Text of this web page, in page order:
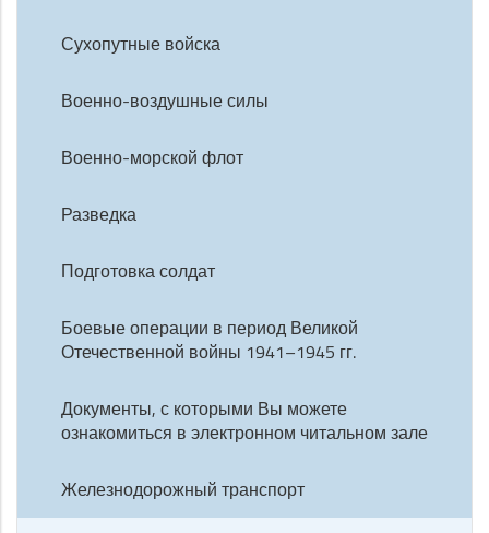
Сухопутные войска
Военно-воздушные силы
Военно-морской флот
Разведка
Подготовка солдат
Боевые операции в период Великой
Отечественной войны 1941–1945 гг.
Документы, с которыми Вы можете
ознакомиться в электронном читальном зале
Железнодорожный транспорт